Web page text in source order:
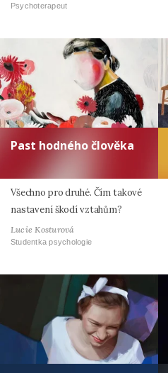
Psychoterapeut
Past hodného člověka
Všechno pro druhé. Čím takové
nastavení škodí vztahům?
Lucie Kosturová
Studentka psychologie